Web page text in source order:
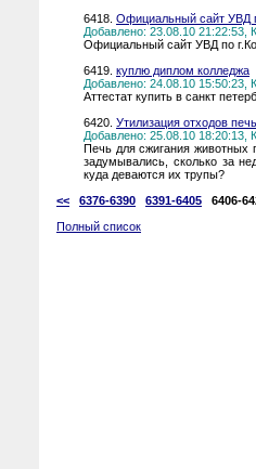
6418. Официальный сайт УВД
Добавлено: 23.08.10 21:22:53,
Официальный сайт УВД по
6419. куплю диплом колледжа
Добавлено: 24.08.10 15:50:23,
Аттестат купить в санкт
6420. Утилизация отходов
Добавлено: 25.08.10 18:20:13,
Печь для сжигания животных
задумывались, сколько за
куда деваются их трупы?
<<
6376-6390 6391-6405
6406-
Полный список